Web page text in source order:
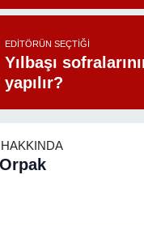
EDITÖRÜN SEÇTIĞI
Yılbaşı
yapılır?